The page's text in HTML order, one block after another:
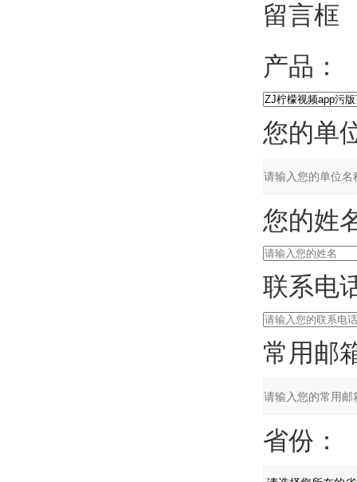
留言框
产品：
您的单位
您的姓名
联系电话
常用邮箱
省份：